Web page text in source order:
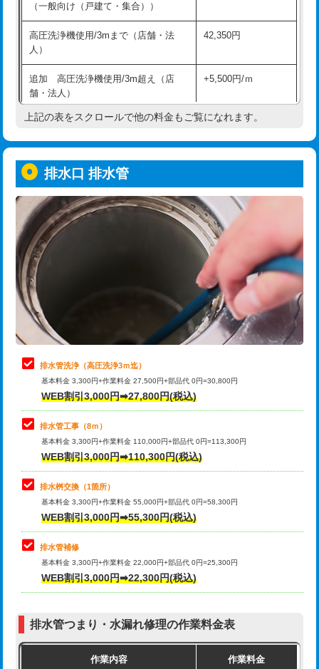
※給水管工事は20mmまでの価格です。
給水管工事※（保温材使用（バンド止
め込み）)
5,500円
給水管工事※（土の掘削・埋め戻し作
業)
11,000円
給水管工事※（塩ビ管（VP・HI）使
用/3ｍまで)
用（追加）/3ｍ超え)
給水管工事※（ライニング鋼管・銅
管・ポリ管・HT管使用/3ｍまで)
44,000円
給水管工事※（ライニング鋼管・銅
管・ポリ管・HT管使用/3ｍ超え)
+8,800円
排水管工事（土の掘削・埋め戻し作
業）
11,000円~
排水管工事（排水管工事/3ｍまで） 55,000円
排水管工事（追加 排水管工事/3ｍ超
え）
マス交換（土の掘削・埋め戻し作業）
マス交換（深さ50㎝未満）
マス交換（深さ50㎝以上）
コンクリート斫り（厚さ10㎝まで）
コンクリート斫り（厚さ10㎝超え）
モルタル補修（厚さ10㎝まで）
モルタル補修（厚さ10㎝超え）
追加人工 16,500円
現場見積
（一般向け（戸建て・集合））
高圧洗浄機使用/3mまで（店舗・法
人）
42,350円
追加 高圧洗浄機使用/3m超え（店
舗・法人）
+5,500円/ｍ
高度高圧洗浄換 現地調査
トーラー機使用/3mまで
追加トーラー機使用/3m超え +3,300円
カメラ調査 33,000円
桝清掃 8,800円
止水・漏水調査・防水処理・清掃・修
理・調整・分解・加工など（軽作業）
11,000円
止水・漏水調査・防水処理・清掃・修
理・調整・分解・加工など（中作業）
22,000円
止水・漏水調査・防水処理・清掃・修
理・調整・分解・加工など（重作業）
33,000円
その他部品の脱着
交換・取付（タンク）
交換・取付(単水栓（壁付・デッキ
式）)
交換・取付(混合水栓（壁付・デッキ
式・ワンホール）)
16,500円+材料費
交換・取付(排水栓・排水トラップ
交換・取付（その他部品） 11,000円+材料費
持込商品取付（単水栓） 13,200円
上記の表をスクロールで他の料金もご覧になれます。
排水口 排水管
排水管洗浄（高圧洗浄3ｍ迄）
基本料金 3,300円+作業料金 27,500円+部品代 0円=30,800円
WEB割引3,000円➡27,800円(税込)
排水管工事（8ｍ）
基本料金 3,300円+作業料金 110,000円+部品代 0円=113,300円
WEB割引3,000円➡110,300円(税込)
排水桝交換（1箇所）
基本料金 3,300円+作業料金 55,000円+部品代 0円=58,300円
WEB割引3,000円➡55,300円(税込)
排水管補修
基本料金 3,300円+作業料金 22,000円+部品代 0円=25,300円
WEB割引3,000円➡22,300円(税込)
排水管つまり・水漏れ修理の作業料金表
作業内容 作業料金